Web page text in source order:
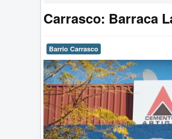
Carrasco: Barraca
Barrio Carrasco